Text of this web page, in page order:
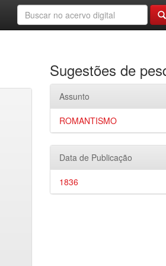
Sugestões de
Assunto
ROMANTISMO
Data de Publicação
1836